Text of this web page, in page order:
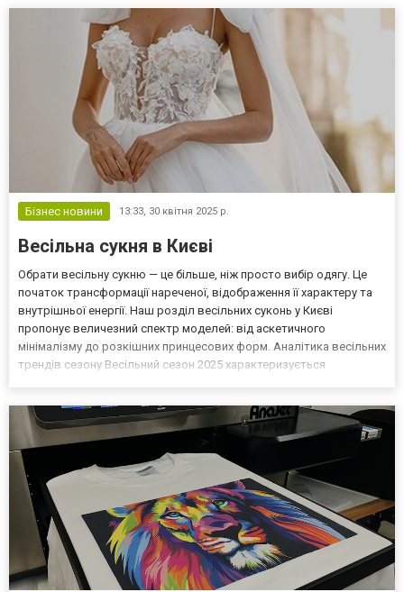
Бізнес новини 13:33, 30 квітня 2025 р.
Весільна сукня в Києві
Обрати весільну сукню — це більше, ніж просто вибір одягу. Це
початок трансформації нареченої, відображення її характеру та
внутрішньої енергії. Наш розділ весільних суконь у Києві
пропонує величезний спектр моделей: від аскетичного
мінімалізму до розкішних принцесових форм. Аналітика весільних
трендів сезону Весільний сезон 2025 характеризується